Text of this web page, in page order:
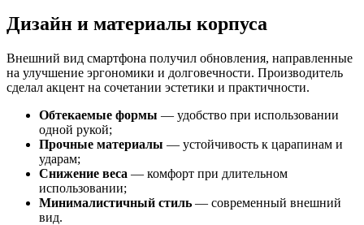
Дизайн и материалы корпуса
Внешний вид смартфона получил обновления, направленные
на улучшение эргономики и долговечности. Производитель
сделал акцент на сочетании эстетики и практичности.
Обтекаемые формы — удобство при использовании
одной рукой;
Прочные материалы — устойчивость к царапинам и
ударам;
Снижение веса — комфорт при длительном
использовании;
Минималистичный стиль — современный внешний
вид.